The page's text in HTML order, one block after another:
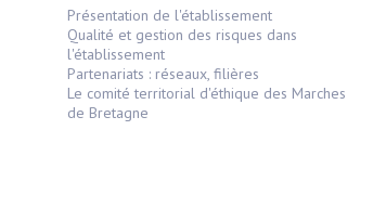
Présentation de l'établissement
Qualité et gestion des risques dans
l'établissement
Partenariats : réseaux, filières
Le comité territorial d'éthique des Marches
de Bretagne